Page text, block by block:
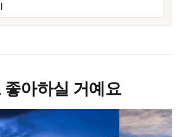
좋아하실 거예요